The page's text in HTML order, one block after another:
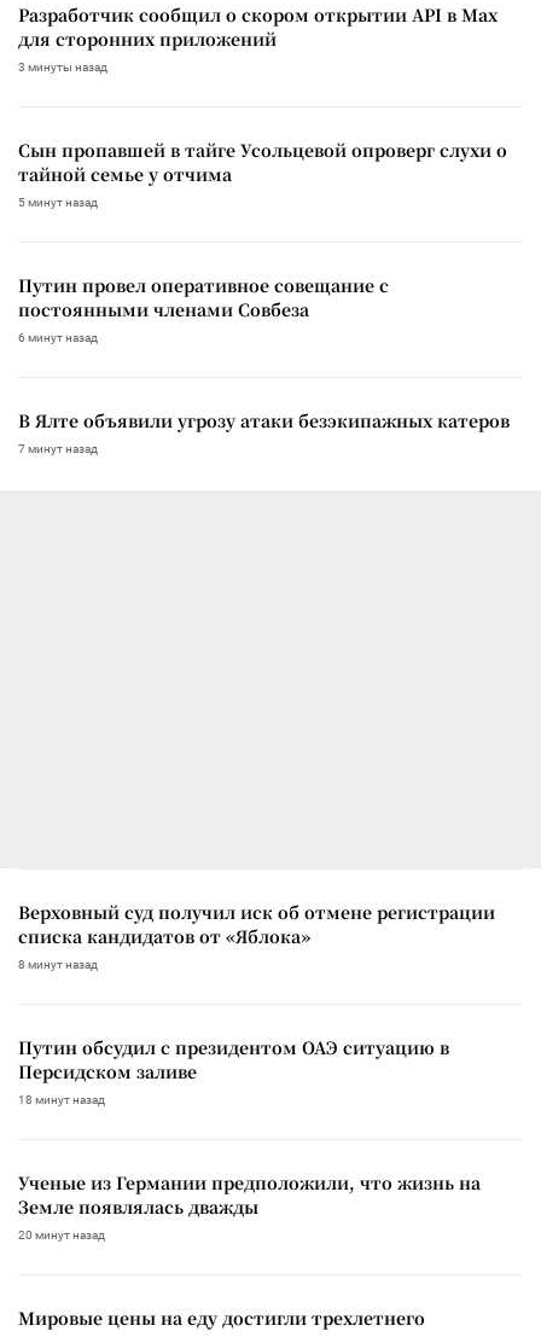
Разработчик сообщил о скором открытии API в Max
для сторонних приложений
3 минуты назад
Сын пропавшей в тайге Усольцевой опроверг слухи о
тайной семье у отчима
5 минут назад
Путин провел оперативное совещание с
постоянными членами Совбеза
6 минут назад
В Ялте объявили угрозу атаки безэкипажных катеров
7 минут назад
Верховный суд получил иск об отмене регистрации
списка кандидатов от «Яблока»
8 минут назад
Путин обсудил с президентом ОАЭ ситуацию в
Персидском заливе
18 минут назад
Ученые из Германии предположили, что жизнь на
Земле появлялась дважды
20 минут назад
Мировые цены на еду достигли трехлетнего